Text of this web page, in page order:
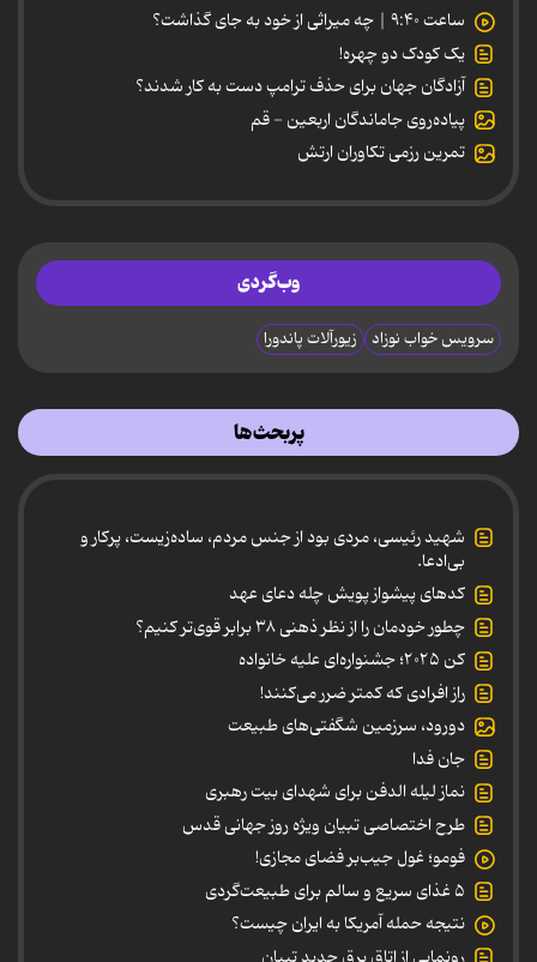
ساعت ۹:۴۰ | چه میراثی از خود به جای گذاشت؟
یک کودک دو چهره!
آزادگان جهان برای حذف ترامپ دست به کار شدند؟
پیاده‌روی جاماندگان اربعین - قم
تمرین رزمی تکاوران ارتش
وب‌گردی
سرویس خواب نوزاد زیورآلات پاندورا
پربحث‌ها
شهید رئیسی، مردی بود از جنس مردم، ساده‌زیست، پرکار و
بی‌ادعا.
کدهای پیشواز پویش چله دعای عهد
چطور خودمان را از نظر ذهنی ۳۸ برابر قوی‌تر کنیم؟
کن ۲۰۲۵؛ جشنواره‌ای علیه خانواده
راز افرادی که کمتر ضرر می‌کنند!
دورود، سرزمین شگفتی‌های طبیعت
جان فدا
نماز لیله الدفن برای شهدای بیت رهبری
طرح اختصاصی تبیان ویژه روز جهانی قدس
فومو؛ غول جیب‌بر فضای مجازی!
۵ غذای سریع و سالم برای طبیعت‌گردی
نتیجه حمله آمریکا به ایران چیست؟
رونمایی از اتاق برق جدید تبیان